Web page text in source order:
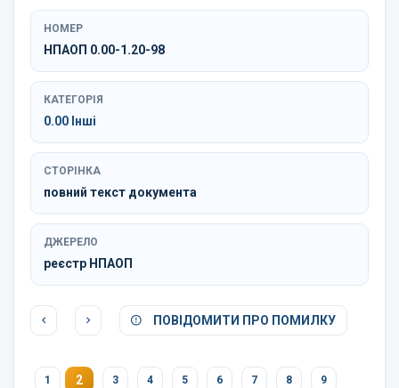
НОМЕР
НПАОП 0.00-1.20-98
КАТЕГОРІЯ
0.00 Інші
СТОРІНКА
повний текст документа
ДЖЕРЕЛО
реєстр НПАОП
ПОВІДОМИТИ ПРО ПОМИЛКУ
1 2 3 4 5 6 7 8 9